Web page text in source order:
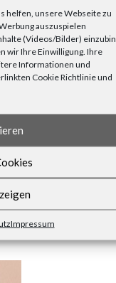
helfen, unsere Webseite zu
auszuspielen
(Videos/Bilder)
wir Ihre Einwilligung. Ihre
Informationen und
Cookie Richtlinie und
Impressum
für Sie da.